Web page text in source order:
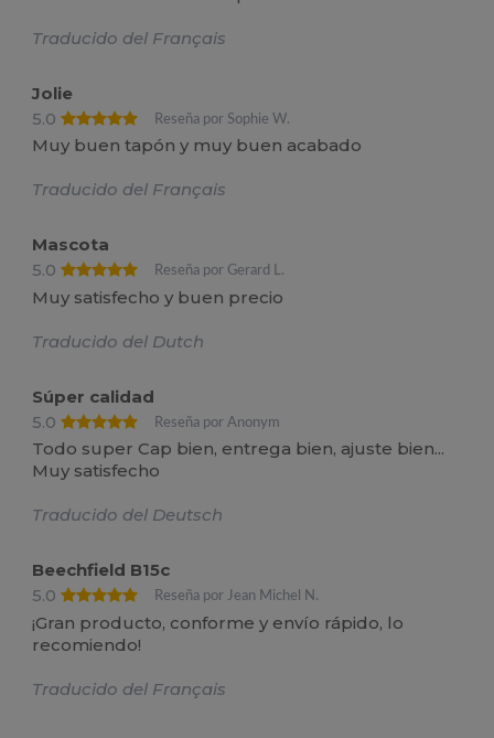
Traducido del Français
Jolie
5.0
Reseña por Sophie W.
Muy buen tapón y muy buen acabado
Traducido del Français
Mascota
5.0
Reseña por Gerard L.
Muy satisfecho y buen precio
Traducido del Dutch
Súper calidad
5.0
Reseña por Anonym
Todo super Cap bien, entrega bien, ajuste bien...
Muy satisfecho
Traducido del Deutsch
Beechfield B15c
5.0
Reseña por Jean Michel N.
¡Gran producto, conforme y envío rápido, lo
recomiendo!
Traducido del Français